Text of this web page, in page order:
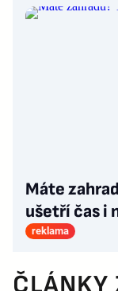
Máte
ušetří čas i
reklama